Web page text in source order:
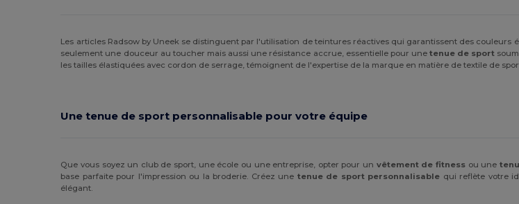
Mustaghata (11)
Result (3)
Les articles Radsow by Uneek se distinguent par l'utilisation de teintures réactives qui garantissent des couleurs
seulement une douceur au toucher mais aussi une résistance accrue, essentielle pour unetenue de sport
les tailles élastiquées avec cordon de serrage, témoignent de l'expertise de la marque en matière de textile de
Une tenue de sport personnalisable pour votre équipe
Que vous soyez un club de sport, une école ou une entreprise, opter pour un vêtement de fitnessou une
base parfaite pour l'impression ou la broderie. Créez une tenue de sport personnalisable qui reflète votre
élégant.